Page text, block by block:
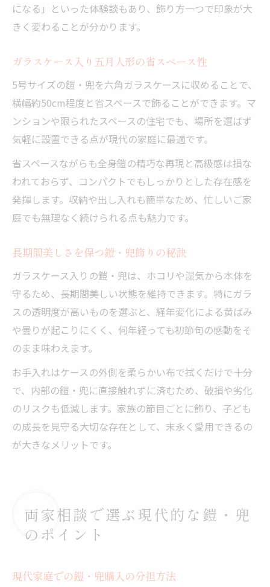
になる」といった体験談もあり、飾り方一つで印象が大
きく変わることが分かります。
ガラスケース入り五月人形の省スペース性
5号サイズの鎧・兜を六角ガラスケースに収めることで、
横幅約50cm程度と省スペースで飾ることができます。マ
ンションや限られたスペースの住宅でも、場所を選ばず
気軽に設置できる点が現代の家庭に最適です。
省スペースながらも全身鎧の精巧な再現と高級感は損な
われておらず、コンパクトでもしっかりとした存在感を
発揮します。収納や出し入れも簡単なため、忙しいご家
庭でも無理なく続けられる点も魅力です。
長期間美しさを保つ鎧・兜飾りの秘訣
ガラスケース入りの鎧・兜は、ホコリや湿気から本体を
守るため、長期間美しい状態を維持できます。特にガラ
スの透明度が高いものを選ぶと、経年変化による黄ばみ
や曇りが起こりにくく、何年経っても初節句の感動をそ
のまま味わえます。
お手入れはケースの外側を柔らかい布で拭くだけで十分
で、内部の鎧・兜に直接触れずに済むため、破損や劣化
のリスクも低減します。家族の節目ごとに飾り、子ども
の成長を見守る大切な存在として、末永く愛用できるの
が大きなメリットです。
両家相談で選ぶ現代的な鎧・兜
のポイント
現代家庭での鎧・兜購入の分担方法